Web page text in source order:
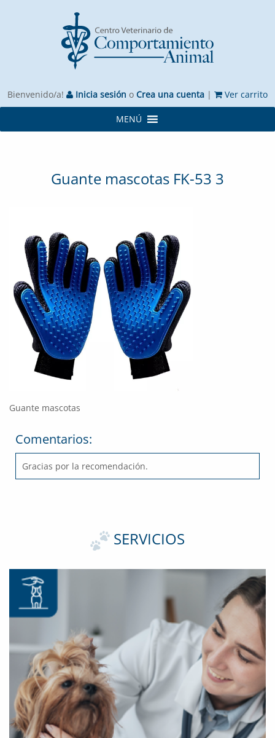
Bienvenido/a! Inicia sesión o Crea una cuenta | Ver carrito
MENÚ
Guante mascotas FK-53 3
Guante mascotas
Comentarios:
Gracias por la recomendación.
SERVICIOS